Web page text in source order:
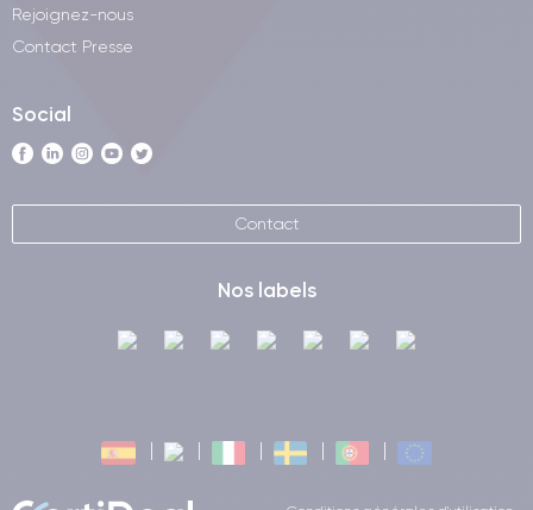
Rejoignez-nous
Contact Presse
Social
Contact
Nos labels